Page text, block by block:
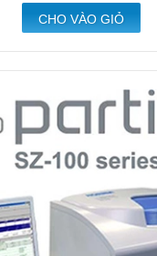
CHO VÀO GIỎ